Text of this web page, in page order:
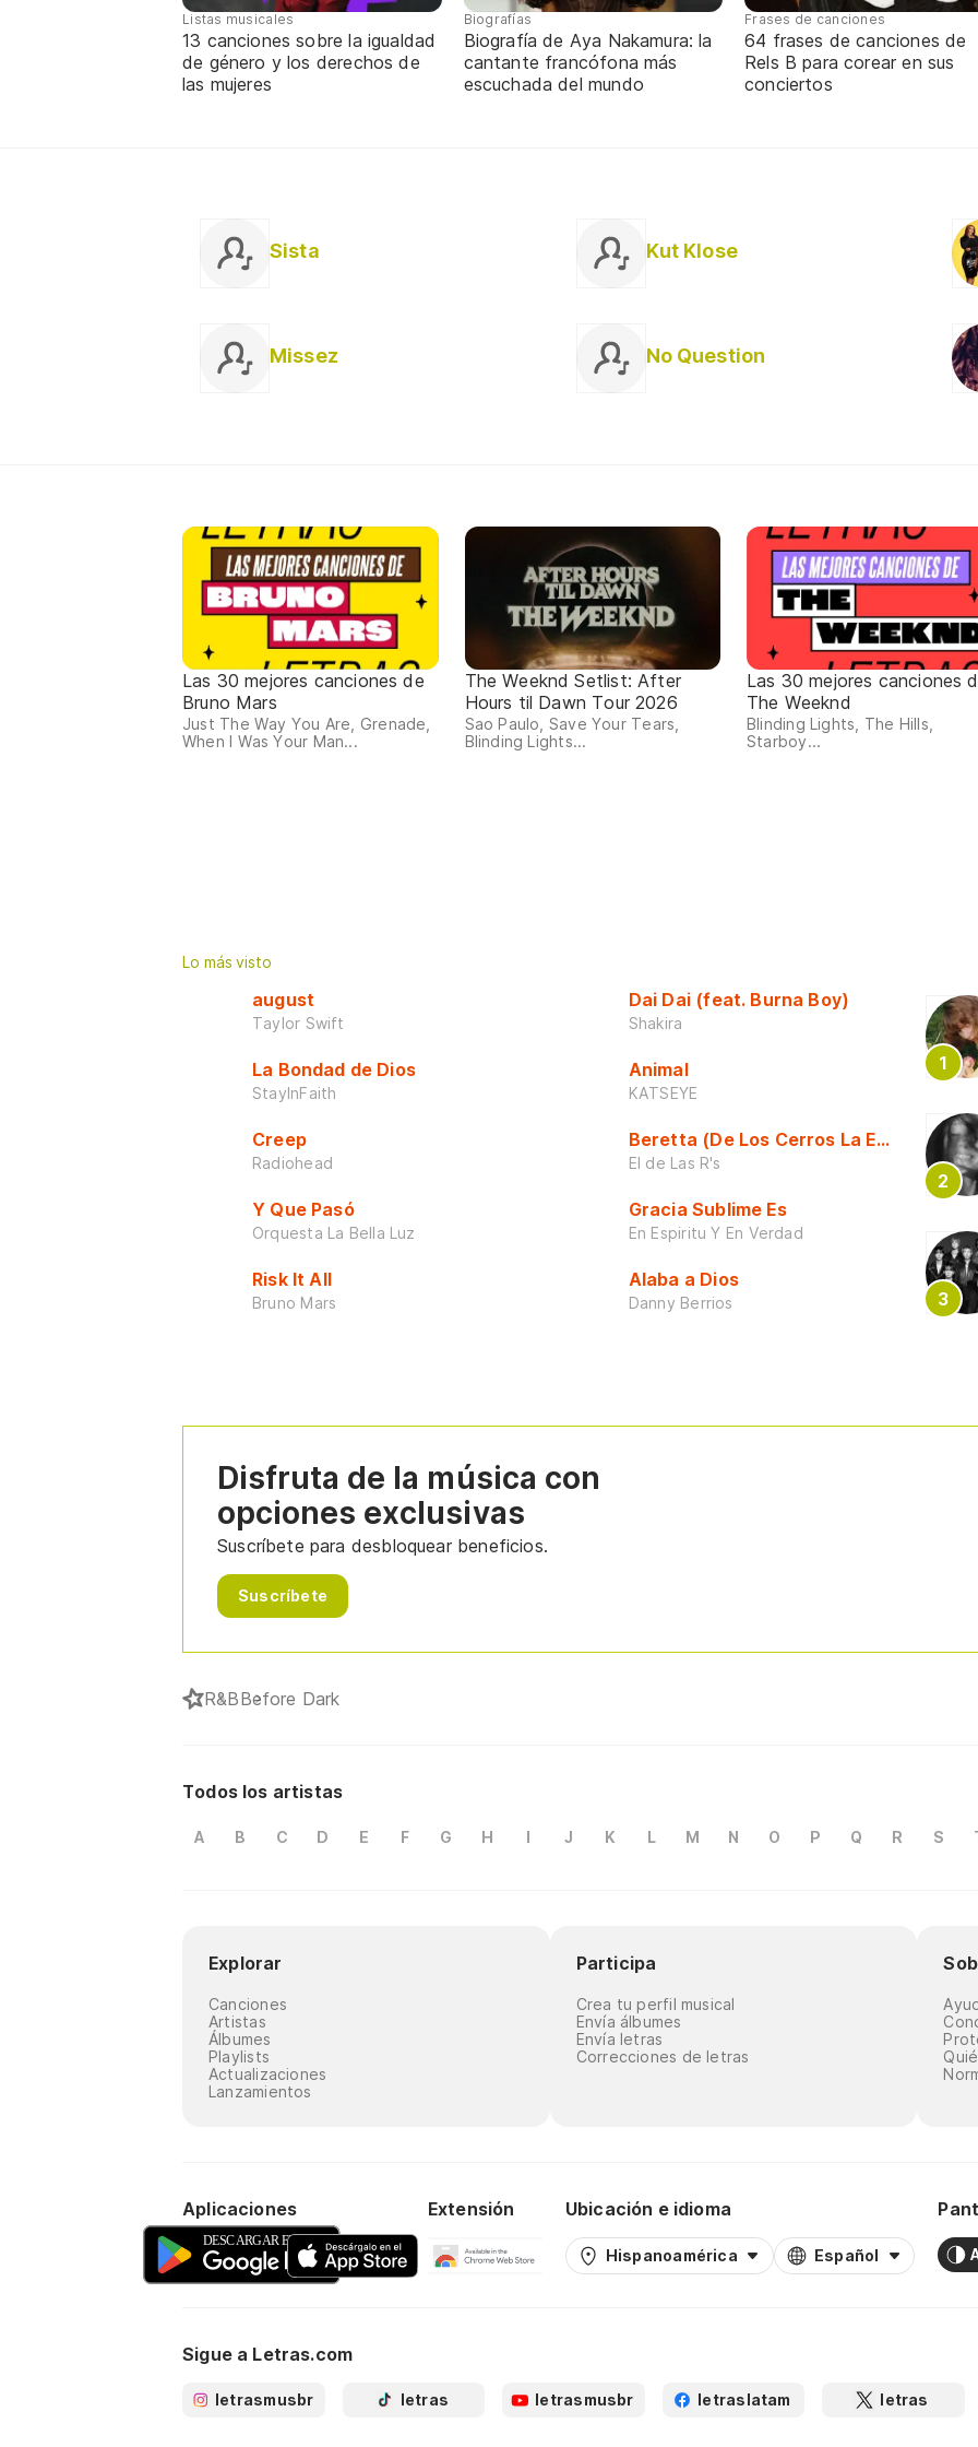
Listas musicales
13 canciones sobre la igualdad
de género y los derechos de
las mujeres
Biografías
Biografía de Aya Nakamura: la
cantante francófona más
escuchada del mundo
Frases de canciones
64 frases de canciones de
Rels B para corear en sus
conciertos
Sista Kut Klose
Missez No Question
Las 30 mejores canciones de
Bruno Mars
Just The Way You Are, Grenade,
When I Was Your Man...
The Weeknd Setlist: After
Hours til Dawn Tour 2026
Sao Paulo, Save Your Tears,
Blinding Lights...
Las 30 mejores canciones
The Weeknd
Blinding Lights, The Hills,
Starboy...
Lo más visto
august
Taylor Swift
La Bondad de Dios
StayInFaith
Creep
Radiohead
Y Que Pasó
Orquesta La Bella Luz
Risk It All
Bruno Mars
Dai Dai (feat. Burna Boy)
Shakira
Animal
KATSEYE
Beretta (De Los Cerros La Escuela)
El de Las R's
Gracia Sublime Es
En Espiritu Y En Verdad
Alaba a Dios
Danny Berrios
Disfruta de la música con
opciones exclusivas
Suscríbete para desbloquear beneficios.
Suscríbete
R&BBefore Dark
Todos los artistas
A B C D E F G H I J K L M N O P Q R S
Explorar
Canciones
Artistas
Álbumes
Playlists
Actualizaciones
Lanzamientos
Participa
Crea tu perfil musical
Envía álbumes
Envía letras
Correcciones de letras
Aplicaciones Extensión Ubicación e idioma
Hispanoamérica Español
Sigue a Letras.com
letrasmusbr letras letrasmusbr letraslatam letras